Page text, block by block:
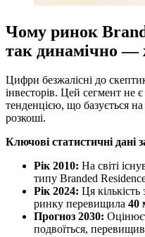
Чому ринок
так динамічно —
Цифри безжалісні до
інвесторів. Цей сегмент
тенденцією, що базується
розкоші.
Ключові статистичні дані
Рік 2010: На світі
типу Branded
Рік 2024: Ця кількість
ринку перевищила 40
Прогноз 2030:
подвоїться,